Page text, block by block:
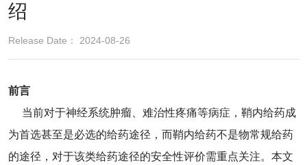
绍
Release Date： 2024-08-26
前言
当前对于神经系统肿瘤、难治性疼痛等病症，鞘内给药成
为首选甚至是必选的给药途径，而鞘内给药不是物常规给药
的途径，对于该类给药途径的安全性评价需重点关注。本文